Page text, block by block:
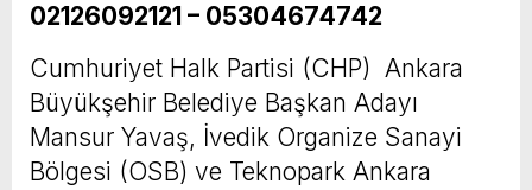
02126092121 – 05304674742
Cumhuriyet Halk Partisi (CHP) Ankara
Büyükşehir Belediye Başkan Adayı
Mansur Yavaş, İvedik Organize Sanayi
Bölgesi (OSB) ve Teknopark Ankara